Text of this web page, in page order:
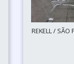
REKELL / SÃO